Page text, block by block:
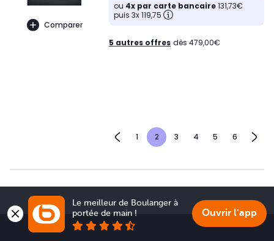
Comparer
ou 4x par carte bancaire131,73€
puis 3x 119,75
5 autres offres dès 479,00€
1 2 3 4 5 6
Le meilleur de Boulanger à
portée de main !
Ouvrir l'app